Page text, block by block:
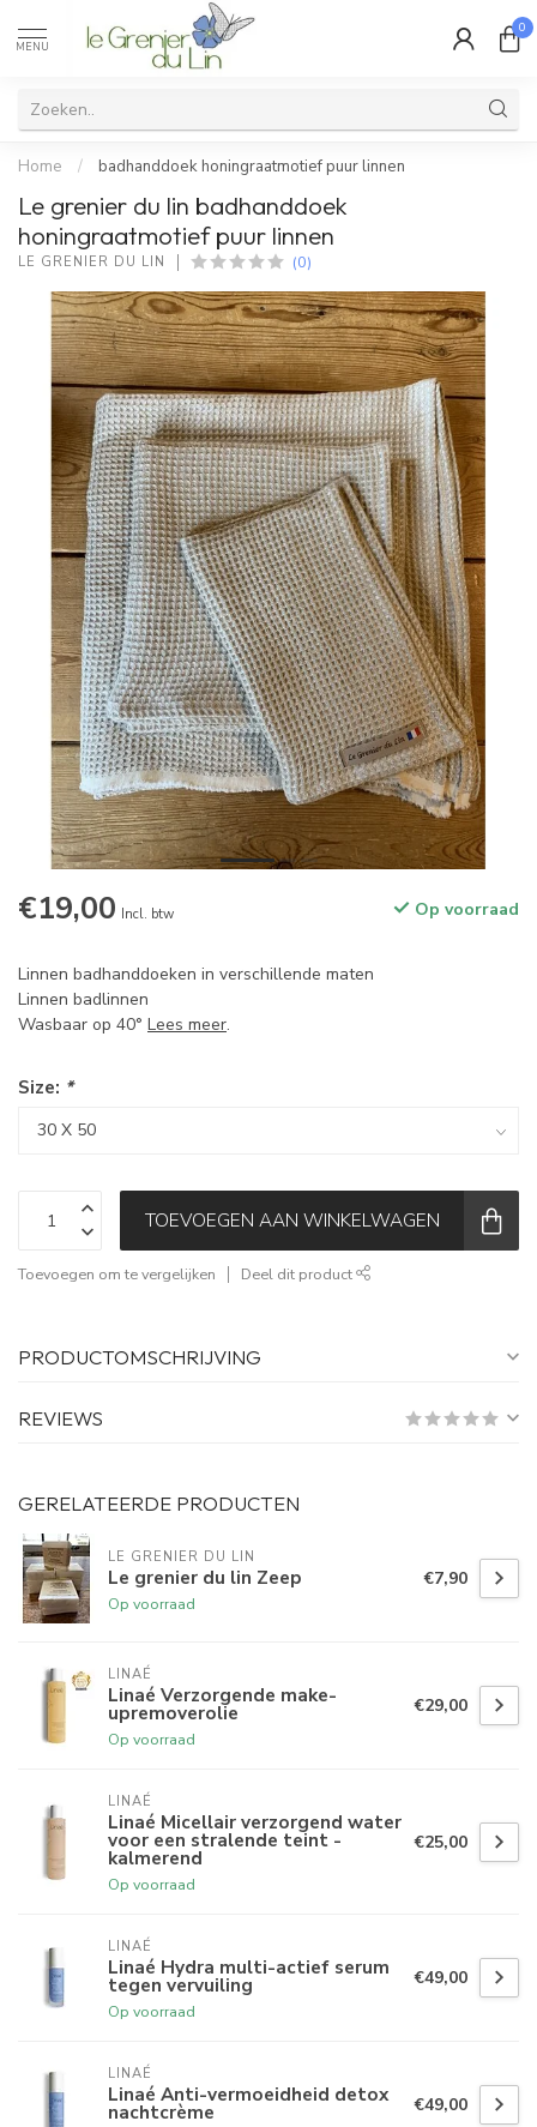
MENU
0
Home / badhanddoek honingraatmotief puur linnen
Le grenier du lin badhanddoek
honingraatmotief puur linnen
LE GRENIER DU LIN (0)
€19,00 Incl. btw Op voorraad
Linnen badhanddoeken in verschillende maten
Linnen badlinnen
Wasbaar op 40° Lees meer.
Size: *
TOEVOEGEN AAN WINKELWAGEN
Toevoegen om te vergelijken Deel dit product
PRODUCTOMSCHRIJVING
REVIEWS
GERELATEERDE PRODUCTEN
LE GRENIER DU LIN
Le grenier du lin Zeep
Op voorraad
€7,90
LINAÉ
Linaé Verzorgende make-
upremoverolie
Op voorraad
€29,00
LINAÉ
Linaé Micellair verzorgend water
voor een stralende teint -
kalmerend
Op voorraad
€25,00
LINAÉ
Linaé Hydra multi-actief serum
tegen vervuiling
Op voorraad
€49,00
LINAÉ
Linaé Anti-vermoeidheid detox
nachtcrème €49,00